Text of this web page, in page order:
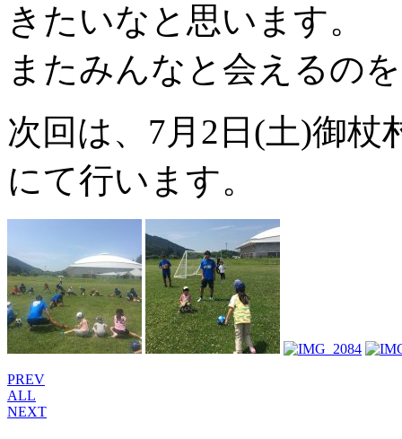
きたいなと思います。
またみんなと会えるの
次回は、7月2日(土)御杖
にて行います。
PREV
ALL
NEXT